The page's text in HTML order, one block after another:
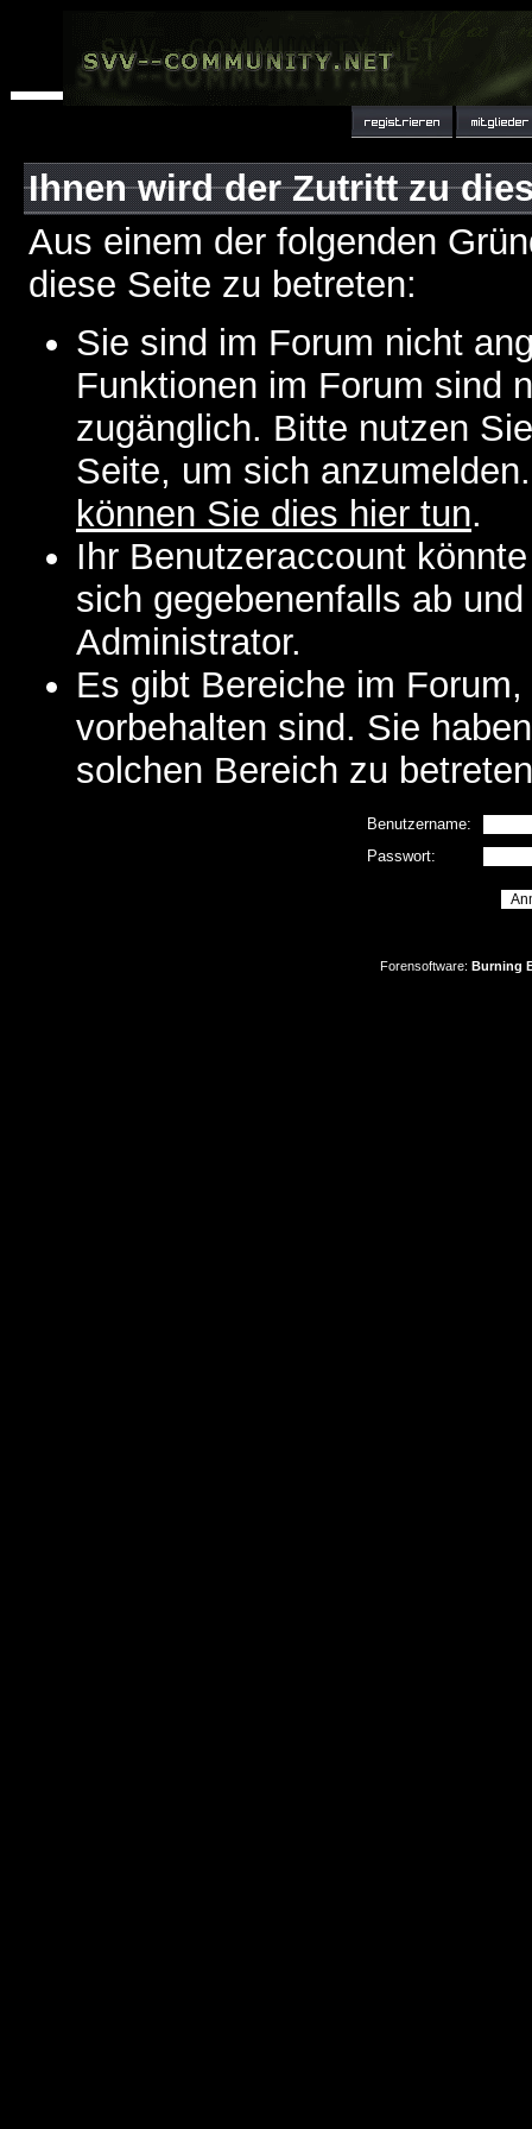
Ihnen wird der Zutritt zu
Aus einem der folgenden
diese Seite zu betreten:
Sie sind im Forum nicht
Funktionen im Forum sind
zugänglich. Bitte nutzen
Seite, um sich
können Sie dies hier tun.
Ihr Benutzeraccount
sich gegebenenfalls ab
Administrator.
Es gibt Bereiche im
vorbehalten sind. Sie
solchen Bereich zu
Benutzername:
Passwort:
Forensoftware: Burning